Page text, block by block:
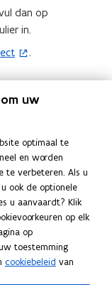
w
n
s
)
dan op
in.
.
Economie,
Energie
uw
optimaal te
en worden
te verbeteren. Als u
ook de optionele
u aanvaardt? Klik
op elk
op
toestemming
cookiebeleid van